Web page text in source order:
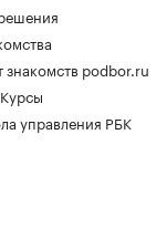
знакомств podbor.ru
управления РБК